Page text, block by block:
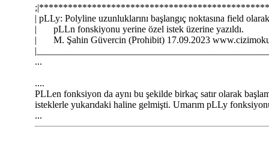
| pLLy: Polyline uzunluklarını başlangıç noktasına field
| pLLn fonskiyonu yerine özel istek üzerine
| M. Şahin Güvercin (Prohibit) 17.09.2023
...
....
PLLen fonksiyon da aynı bu şekilde birkaç satır olarak
isteklerle yukarıdaki haline gelmişti. Umarım pLLy
...